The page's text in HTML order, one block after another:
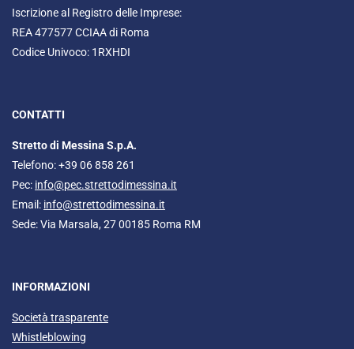
Iscrizione al Registro delle Imprese:
REA 477577 CCIAA di Roma
Codice Univoco: 1RXHDI
CONTATTI
Stretto di Messina S.p.A.
Telefono: +39 06 858 261
Pec: info@pec.strettodimessina.it
Email: info@strettodimessina.it
Sede: Via Marsala, 27 00185 Roma RM
INFORMAZIONI
Società trasparente
Whistleblowing